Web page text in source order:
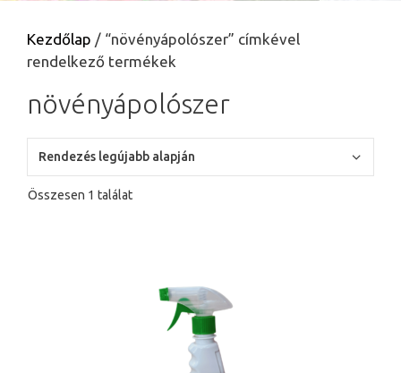
Kezdőlap / “növényápolószer” címkével
rendelkező termékek
növényápolószer
Összesen 1 találat